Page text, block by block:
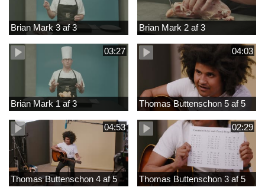
Brian Mark 3 af 3 Brian Mark 2 af 3
03:27
Brian Mark 1 af 3
04:03
Thomas Buttenschon 5 af 5
04:53
Thomas Buttenschon 4 af 5
02:29
Thomas Buttenschon 3 af 5